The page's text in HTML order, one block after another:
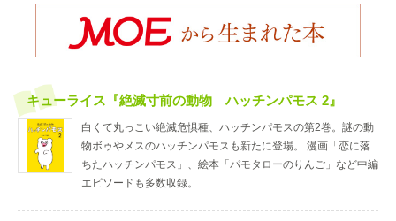
キューライス『絶滅寸前の動物 ハッチンパモス 2』
白くて丸っこい絶滅危惧種、ハッチンパモスの第2巻。謎の動
物ボゥやメスのハッチンパモスも新たに登場。 漫画「恋に落
ちたハッチンパモス」、絵本「パモタローのりんご」など中編
エピソードも多数収録。